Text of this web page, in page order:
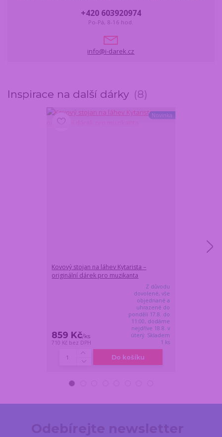
+420 603920974
Po-Pá, 8-16 hod.
info@i-darek.cz
Inspirace na další dárky 8
Novinka
Kovový stojan na láhev Kytarista –
originální dárek pro muzikanta
859 Kč/ks
710 Kč bez DPH
Z důvodu
dovolené, vše
objednané a
uhrazené do
pondělí 17.8. do
11:00, dodáme
nejdříve 18.8. v
úterý. Skladem
1 ks
Do košíku